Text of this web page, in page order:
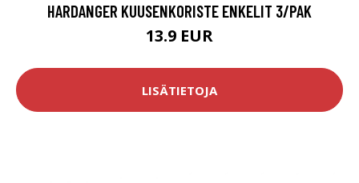
HARDANGER KUUSENKORISTE ENKELIT 3/PAK
13.9 EUR
LISÄTIETOJA